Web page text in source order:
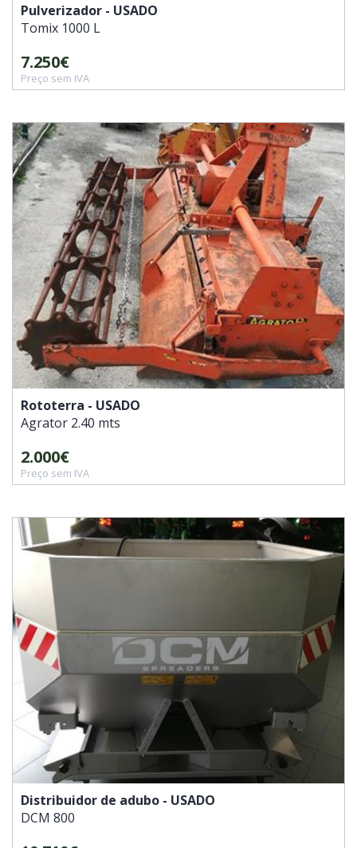
Pulverizador - USADO
Tomix 1000 L
7.250€
Preço sem IVA
Rototerra - USADO
Agrator 2.40 mts
2.000€
Preço sem IVA
Distribuidor de adubo - USADO
DCM 800